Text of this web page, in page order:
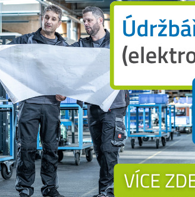
Carter, Malesevic, Borovinšek,
Hutinski a Růžičková. Trenér
Moudrová, Hodanová, Halibrichová,
Vinklerová, Kopecká, Sládková,
Jihostroj do finále Českého
narazily týmy Dukly Liberec a
krok s jednoznačným favoritem ve
dokonce otáčet nepříznivé skóre a
tabulky ale ukázal psychickou odolnost